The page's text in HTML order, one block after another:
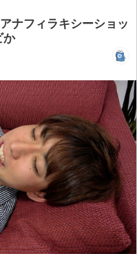
ナフィラキシーショッ
か